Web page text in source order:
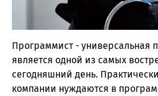
Программист - универсальная
является одной из самых
сегодняшний день.
компании нуждаются в